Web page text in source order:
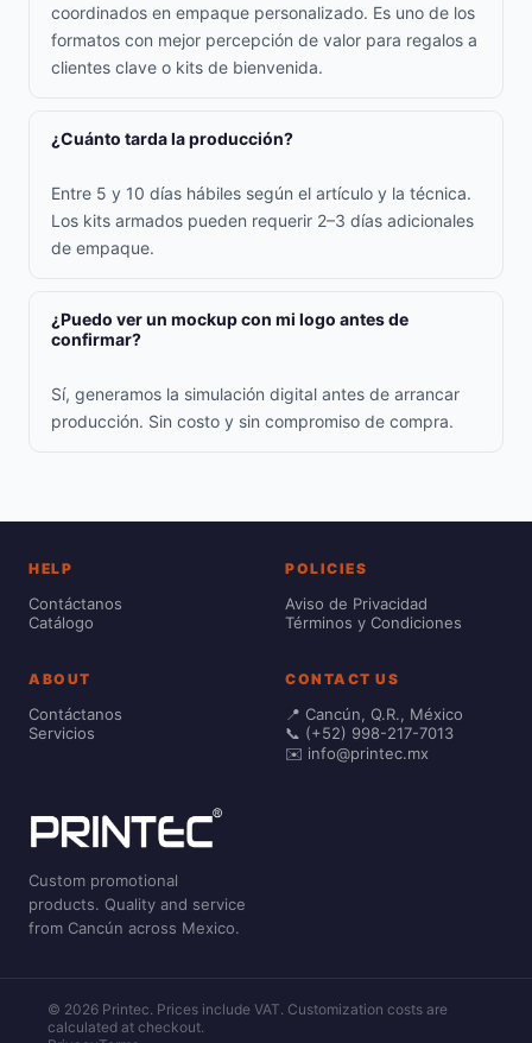
coordinados en empaque personalizado. Es uno de los
formatos con mejor percepción de valor para regalos a
clientes clave o kits de bienvenida.
¿Cuánto tarda la producción?
Entre 5 y 10 días hábiles según el artículo y la técnica.
Los kits armados pueden requerir 2–3 días adicionales
de empaque.
¿Puedo ver un mockup con mi logo antes de
confirmar?
Sí, generamos la simulación digital antes de arrancar
producción. Sin costo y sin compromiso de compra.
HELP
Contáctanos
Catálogo
POLICIES
Aviso de Privacidad
Términos y Condiciones
ABOUT
Contáctanos
Servicios
CONTACT US
📍 Cancún, Q.R., México
📞 (+52) 998-217-7013
✉️ info@printec.mx
Custom promotional
products. Quality and service
from Cancún across Mexico.
© 2026 Printec. Prices include VAT. Customization costs are
calculated at checkout.